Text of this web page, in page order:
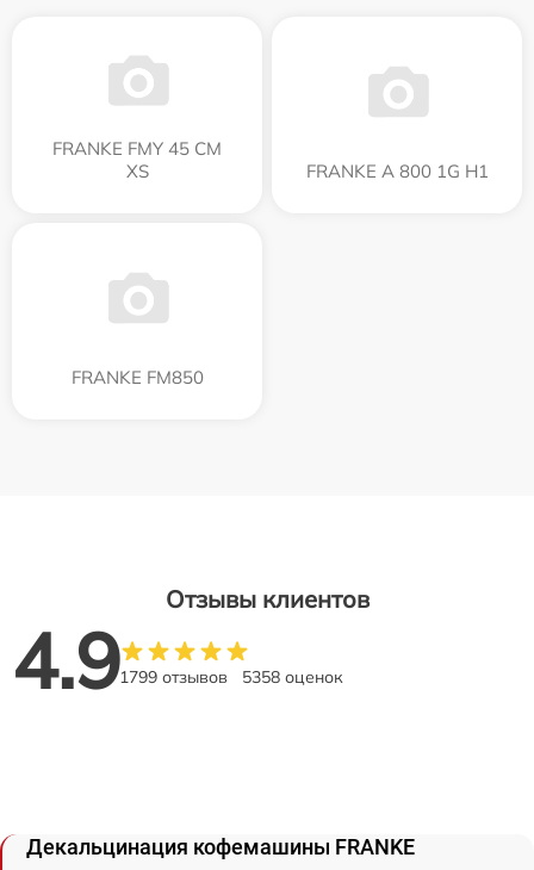
FRANKE FMY 45 CM
XS
FRANKE A 800 1G H1
FRANKE FM850
Отзывы клиентов
4.91799 отзывов 5358 оценок
Декальцинация кофемашины FRANKE